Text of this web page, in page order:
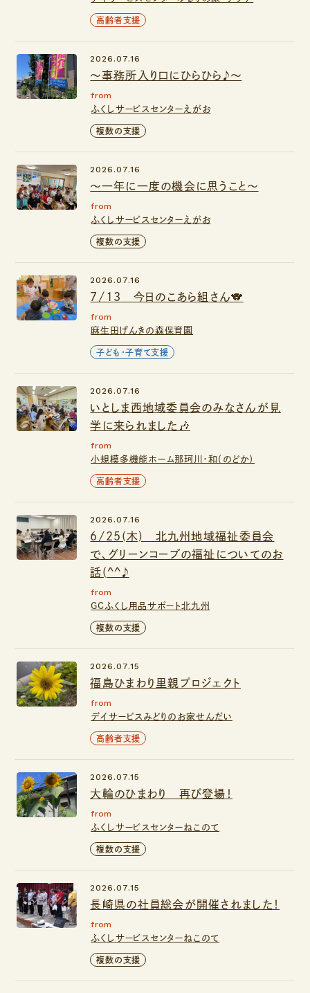
高齢者支援
～事務所入り口にひらひら♪～
2026.07.16
from
ふくしサービスセンターえがお
複数の支援
～一年に一度の機会に思うこと～
2026.07.16
from
ふくしサービスセンターえがお
複数の支援
7/13 今日のこあら組さん🐨
2026.07.16
from
麻生田げんきの森保育園
子ども・子育て支援
いとしま西地域委員会のみなさんが見
学に来られました🎶
2026.07.16
from
小規模多機能ホーム那珂川・和（のどか）
高齢者支援
6/25(木) 北九州地域福祉委員会
で、グリーンコープの福祉についてのお
話(^^♪
2026.07.16
from
GCふくし用品サポート北九州
複数の支援
福島ひまわり里親プロジェクト
2026.07.15
from
デイサービスみどりのお家せんだい
高齢者支援
大輪のひまわり 再び登場！
2026.07.15
from
ふくしサービスセンターねこのて
複数の支援
長崎県の社員総会が開催されました！
2026.07.15
from
ふくしサービスセンターねこのて
複数の支援